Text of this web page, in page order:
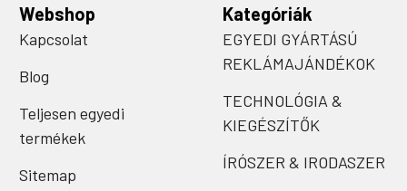
Webshop
Kapcsolat
Blog
Teljesen egyedi
termékek
Sitemap
Kategóriák
EGYEDI GYÁRTÁSÚ
REKLÁMAJÁNDÉKOK
TECHNOLÓGIA &
KIEGÉSZÍTŐK
ÍRÓSZER & IRODASZER